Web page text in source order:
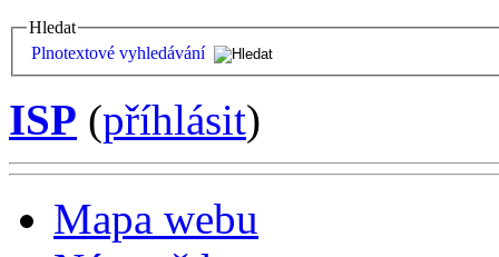
Hledat
Plnotextové vyhledávání
ISP (příhlásit)
Mapa webu